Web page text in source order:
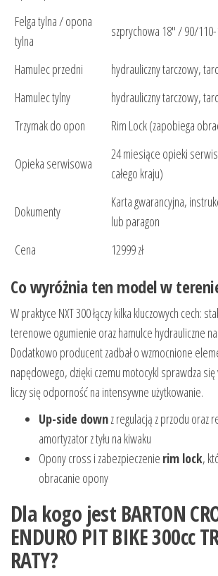
Felga tylna / opona
tylna
szprychowa 18" / 90/
Hamulec przedni
hydrauliczny tarczowy,
Hamulec tylny
hydrauliczny tarczowy,
Trzymak do opon
Rim Lock (zapobiega
Opieka serwisowa
24 miesiące opieki
całego kraju)
Dokumenty
Karta gwarancyjna,
lub paragon
Cena
12999 zł
Co wyróżnia ten model w
W praktyce NXT 300 łączy kilka kluczowych cech:
terenowe ogumienie oraz hamulce hydrauliczne
Dodatkowo producent zadbał o wzmocnione
napędowego, dzięki czemu motocykl sprawdza
liczy się odporność na intensywne użytkowanie.
Up-side downz regulacją z przodu oraz
amortyzator z tyłu na kiwaku
Opony cross i zabezpieczenie rim lock,
obracanie opony
Dla kogo jest BARTON
ENDURO PIT BIKE 300cc
RATY?